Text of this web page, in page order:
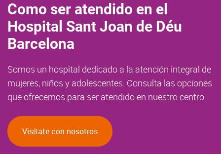
Como ser atendido en el
Hospital Sant Joan de Déu
Barcelona
Somos un hospital dedicado a la atención integral de
mujeres, niños y adolescentes. Consulta las opciones
que ofrecemos para ser atendido en nuestro centro.
Visítate con nosotros